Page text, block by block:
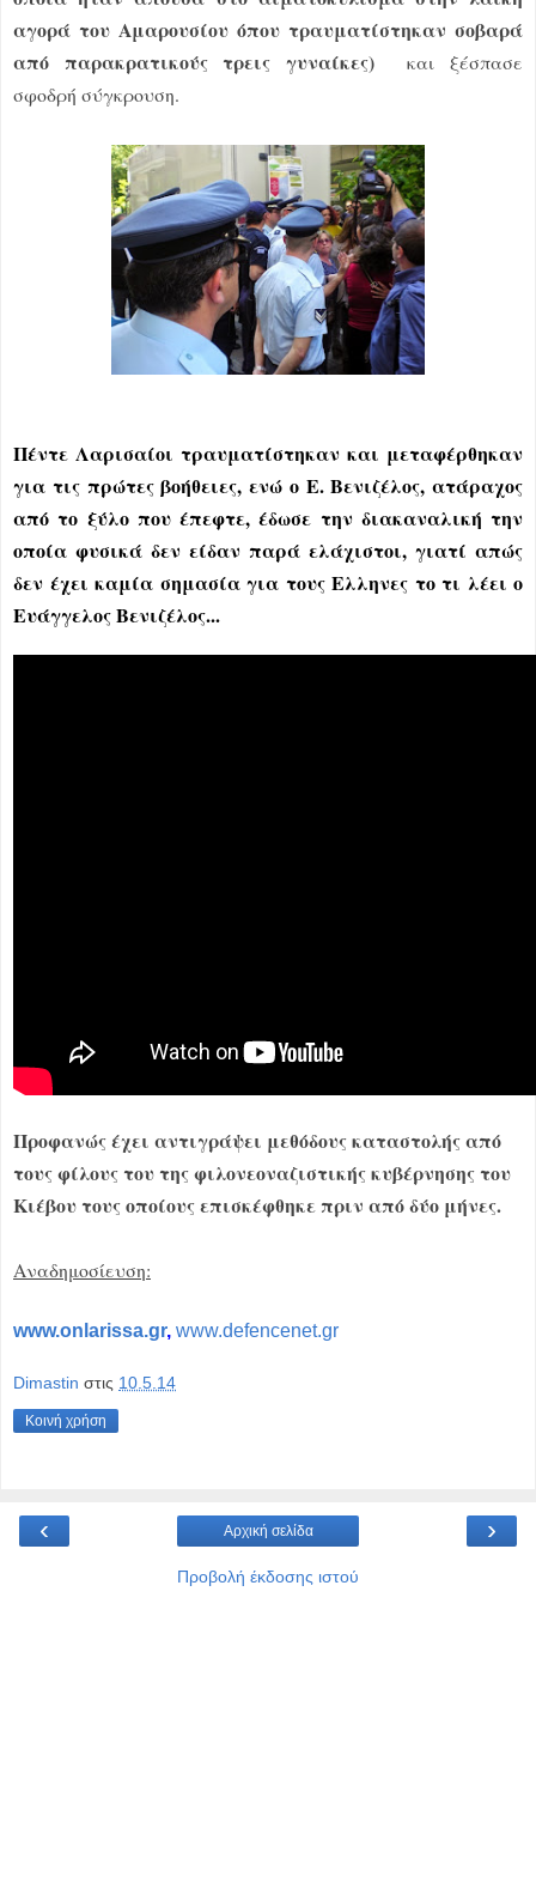
αγορά του Αμαρουσίου όπου τραυματίστηκαν σοβαρά
από παρακρατικούς τρεις γυναίκες)
και ξέσπασε
σφοδρή σύγκρουση.
Πέντε Λαρισαίοι τραυματίστηκαν και μεταφέρθηκαν
για τις πρώτες βοήθειες, ενώ ο Ε. Βενιζέλος, ατάραχος
από το ξύλο που έπεφτε, έδωσε την διακαναλική την
οποία φυσικά δεν είδαν παρά ελάχιστοι, γιατί απώς
δεν έχει καμία σημασία για τους Ελληνες το τι λέει ο
Ευάγγελος Βενιζέλος...
Προφανώς έχει αντιγράψει μεθόδους καταστολής από
τους φίλους του της φιλονεοναζιστικής κυβέρνησης του
Κιέβου τους οποίους επισκέφθηκε πριν από δύο μήνες.
Αναδημοσίευση:
www.onlarissa.gr, www.defencenet.gr
Dimastin στις 10.5.14
Κοινή χρήση
‹ ›
Αρχική σελίδα
Προβολή έκδοσης ιστού